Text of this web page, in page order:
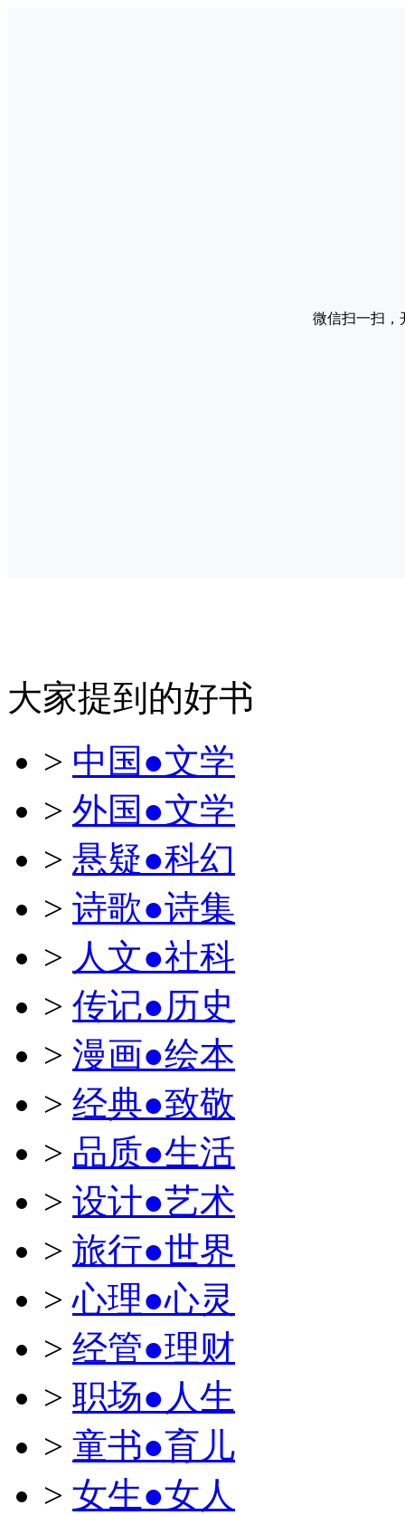
微信扫一扫，
大家提到的好书
> 中国●文学
> 外国●文学
> 悬疑●科幻
> 诗歌●诗集
> 人文●社科
> 传记●历史
> 漫画●绘本
> 经典●致敬
> 品质●生活
> 设计●艺术
> 旅行●世界
>心理●心灵
> 经管●理财
> 职场●人生
> 童书●育儿
> 女生●女人